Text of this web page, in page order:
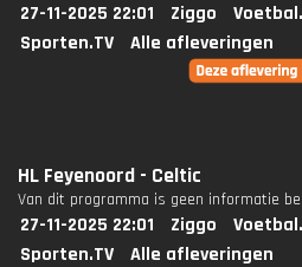
27-11-2025 22:01 Ziggo
Sporten.TV
Alle afleveringen
HL Feyenoord - Celtic
Van dit programma is geen informatie
27-11-2025 22:01 Ziggo
Sporten.TV
Alle afleveringen